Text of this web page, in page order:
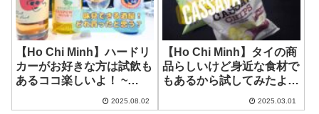
【Ho Chi Minh】ハードリ
カーがお好きな方は試飲も
あるココ楽しいよ！ ~
2025.08.02
【Ho Chi Minh】タイの商
品らしいけど身近な食材で
もあるから試してみたよ！
2025.03.01